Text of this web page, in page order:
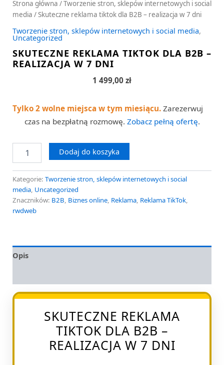
Strona główna /Tworzenie stron, sklepów internetowych i social
media / Skuteczne reklama tiktok dla B2B – realizacja w 7 dni
Tworzenie stron, sklepów internetowych i social media,
Uncategorized
SKUTECZNE REKLAMA TIKTOK DLA B2B –
REALIZACJA W 7 DNI
1 499,00 zł
Tylko 2 wolne miejsca w tym miesiącu. Zarezerwuj
czas na bezpłatną rozmowę. Zobacz pełną ofertę.
Dodaj do koszyka
Kategorie: Tworzenie stron, sklepów internetowych i social
media, Uncategorized
Znaczników: B2B, Biznes online, Reklama, Reklama TikTok,
rwdweb
Opis
SKUTECZNE REKLAMA
TIKTOK DLA B2B –
REALIZACJA W 7 DNI